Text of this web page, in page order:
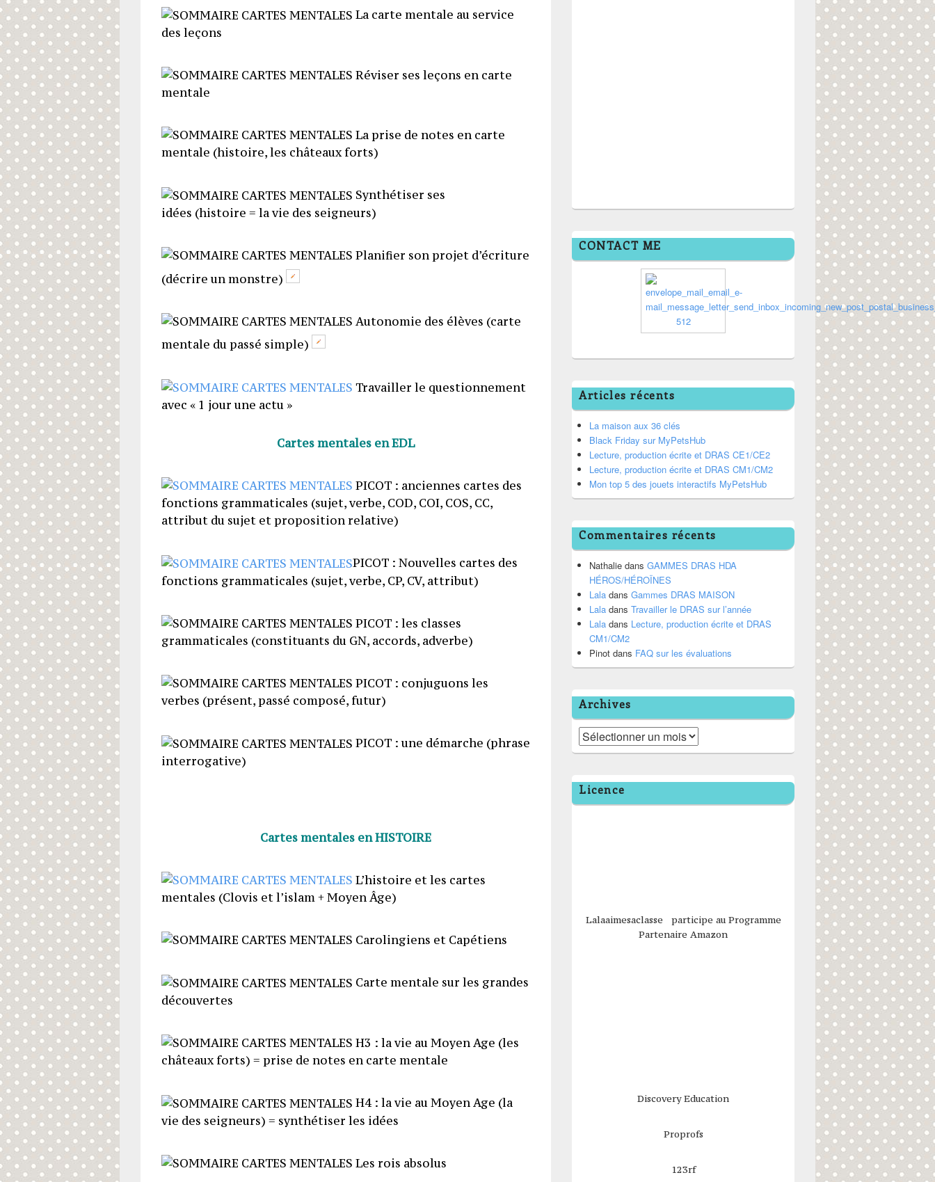
La carte mentale au service
des leçons
Réviser ses leçons en carte
mentale
La prise de notes en carte
mentale (histoire, les châteaux forts)
Synthétiser ses
idées (histoire = la vie des seigneurs)
Planifier son projet d’écriture
(décrire un monstre)
Autonomie des élèves (carte
mentale du passé simple)
Travailler le questionnement
avec « 1 jour une actu »
Cartes mentales en EDL
PICOT : anciennes cartes des
fonctions grammaticales (sujet, verbe, COD, COI, COS, CC,
attribut du sujet et proposition relative)
PICOT : Nouvelles cartes des
fonctions grammaticales (sujet, verbe, CP, CV, attribut)
PICOT : les classes
grammaticales (constituants du GN, accords, adverbe)
PICOT : conjuguons les
verbes (présent, passé composé, futur)
PICOT : une démarche (phrase
interrogative)
Cartes mentales en HISTOIRE
L’histoire et les cartes
mentales (Clovis et l’islam+ Moyen Âge)
Carolingiens et Capétiens
Carte mentale sur les grandes
découvertes
H3 : la vie au Moyen Age (les
châteaux forts) = prise de notes en carte mentale
H4 : la vie au Moyen Age (la
vie des seigneurs) = synthétiser les idées
Les rois absolus
CONTACT ME
Articles récents
La maison aux 36 clés
Black Friday sur MyPetsHub
Lecture, production écrite et DRAS CE1/CE2
Lecture, production écrite et DRAS CM1/CM2
Mon top 5 des jouets interactifs MyPetsHub
Commentaires récents
Nathalie dans GAMMES DRAS HDA
HÉROS/HÉROÏNES
Lala dans Gammes DRAS MAISON
Lala dans Travailler le DRAS sur l’année
Lala dans Lecture, production écrite et DRAS
CM1/CM2
Pinot dans FAQ sur les évaluations
Archives
Archives
Licence
Lalaaimesaclasse participe au Programme
Partenaire Amazon
Discovery Education
Proprofs
123rf